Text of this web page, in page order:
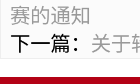
赛的通知
下一篇： 关于